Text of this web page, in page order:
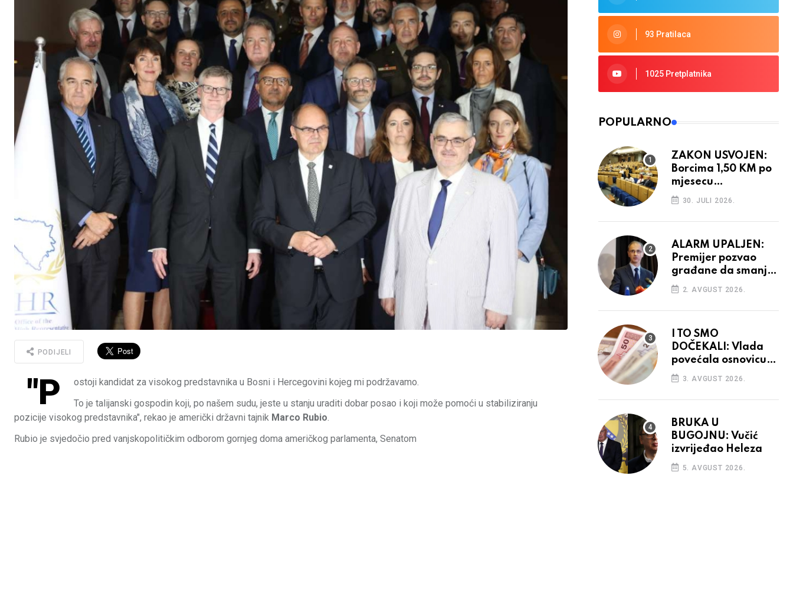
PODIJELI
"P
ostoji kandidat za visokog predstavnika u Bosni i Hercegovini kojeg mi podržavamo.
To je talijanski gospodin koji, po našem sudu, jeste u stanju uraditi dobar posao i koji može pomoći u stabiliziranju
pozicije visokog predstavnika", rekao je američki državni tajnik Marco Rubio.
Rubio je svjedočio pred vanjskopolitičkim odborom gornjeg doma američkog parlamenta, Senatom
93 Pratilaca
1025 Pretplatnika
POPULARNO
ZAKON USVOJEN:
Borcima 1,50 KM po
mjesecu
provedenom u ratu
30. JULI 2026.
ALARM UPALJEN:
Premijer pozvao
građane da smanje
potrošnju struje
2. AVGUST 2026.
I TO SMO
DOČEKALI: Vlada
povećala osnovicu
za obračun plaća
budžetskim
korisnicima
3. AVGUST 2026.
BRUKA U
BUGOJNU: Vučić
izvrijeđao Heleza
5. AVGUST 2026.